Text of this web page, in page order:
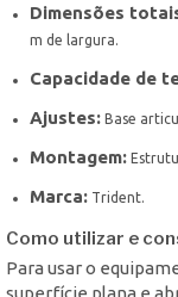
Dimensões
m de largura.
Capacidade de
Ajustes: Base
Montagem:
Marca: Trident.
Como utilizar e
Para usar o
superfície plana e